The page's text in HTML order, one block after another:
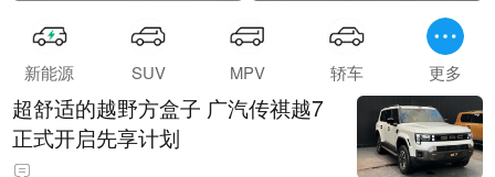
新能源 SUV MPV 轿车 更多
超舒适的越野方盒子 广汽传祺越7
正式开启先享计划